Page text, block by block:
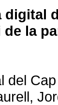
digital
la
del